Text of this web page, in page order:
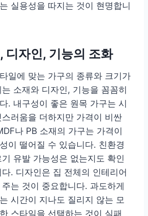
실용성을 따지는 것이 현명합니
디자인, 기능의 조화
일에 맞는 가구의 종류와 크기가
소재와 디자인, 기능을 꼼꼼히
. 내구성이 좋은 원목 가구는 시
러움을 더하지만 가격이 비싼
나 PB 소재의 가구는 가격이
이 떨어질 수 있습니다. 친환경
유발 가능성은 없는지도 확인
. 디자인은 집 전체의 인테리어
는 것이 중요합니다. 과도하게
시간이 지나도 질리지 않는 모
스타일을 선택하는 것이 실패